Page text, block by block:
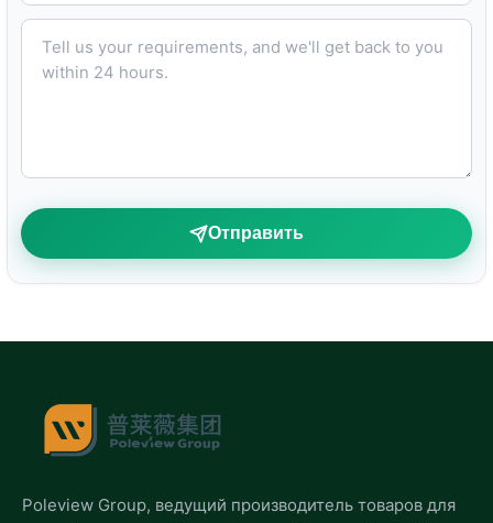
Tell us your requirements, and we'll get back to you within 24 hours.
Отправить
Poleview Group, ведущий производитель товаров для